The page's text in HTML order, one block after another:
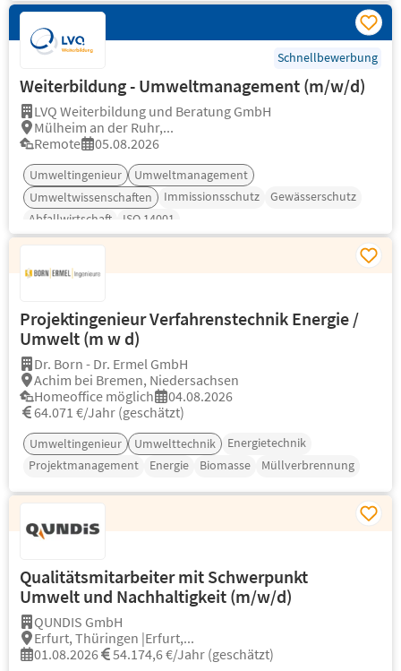
Schnellbewerbung
Weiterbildung - Umweltmanagement (m/w/d)
LVQ Weiterbildung und Beratung GmbH
Mülheim an der Ruhr,...
Remote
05.08.2026
Umweltingenieur
Umweltmanagement
Umweltwissenschaften
Immissionsschutz
Gewässerschutz
Abfallwirtschaft
ISO 14001
Projektingenieur Verfahrenstechnik Energie /
Umwelt (m w d)
Dr. Born - Dr. Ermel GmbH
Achim bei Bremen, Niedersachsen
Homeoffice möglich
04.08.2026
64.071 €/Jahr (geschätzt)
Umweltingenieur Umwelttechnik
Energietechnik
Projektmanagement
Energie Biomasse Müllverbrennung
Qualitätsmitarbeiter mit Schwerpunkt
Umwelt und Nachhaltigkeit (m/w/d)
QUNDIS GmbH
Erfurt, Thüringen |Erfurt,...
01.08.2026
54.174,6 €/Jahr (geschätzt)